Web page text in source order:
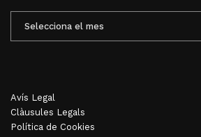
MENSUALS
Avís Legal
Clàusules Legals
Política de Cookies